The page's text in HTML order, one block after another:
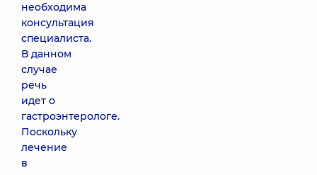
необходима
консультация
специалиста.
В данном
случае
речь
идет о
гастроэнтерологе.
Поскольку
лечение
в